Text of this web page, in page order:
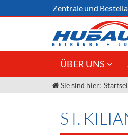
Zentrale und
ÜBER UNS
Jobs
Unser Team
Sie sind hier:
ST.